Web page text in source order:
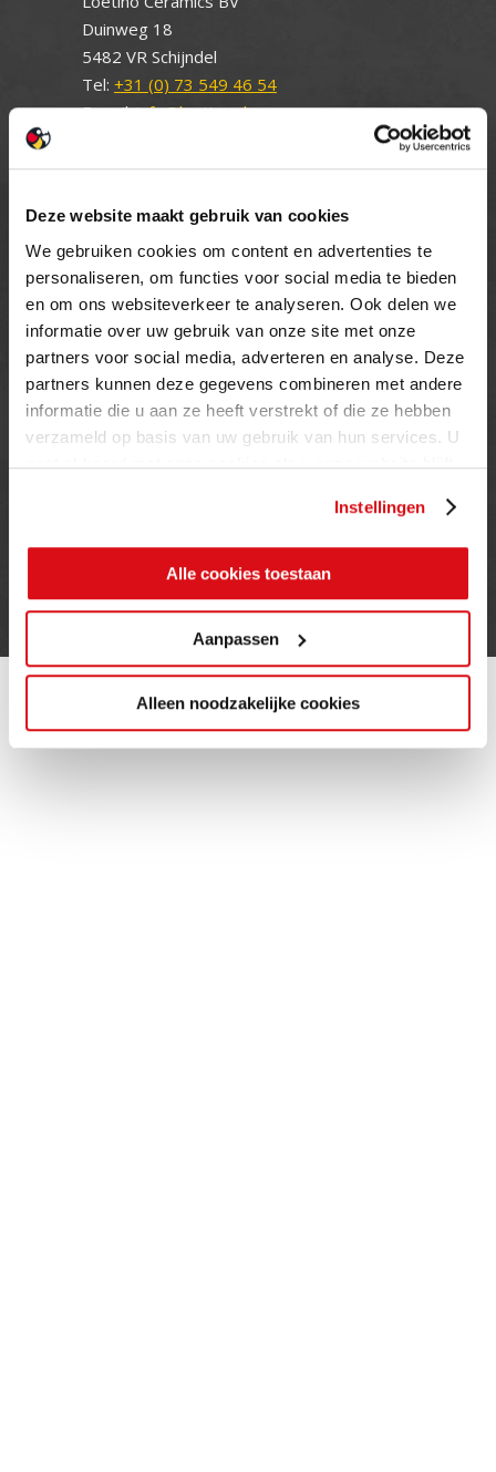
Deze website maakt gebruik van cookies
We gebruiken cookies om content en advertenties te
personaliseren, om functies voor social media te bieden
en om ons websiteverkeer te analyseren. Ook delen we
informatie over uw gebruik van onze site met onze
partners voor social media, adverteren en analyse. Deze
partners kunnen deze gegevens combineren met andere
informatie die u aan ze heeft verstrekt of die ze hebben
verzameld op basis van uw gebruik van hun services. U
gaat akkoord met onze cookies als u onze website blijft
Instellingen
Alle cookies toestaan
Aanpassen
Alleen noodzakelijke cookies
Duinweg 18
5482 VR Schijndel
Tel: +31 (0) 73 549 46 54
E-mail:info@loetino.nl
MAANDAG T/M VRIJDAG
08.00 TOT 17.00 UUR
ZATERDAG (enkel showroom)
09.00 TOT 12.00 UUR
ZONDAG
Privacy verklaring
Cookie beleid
Contact